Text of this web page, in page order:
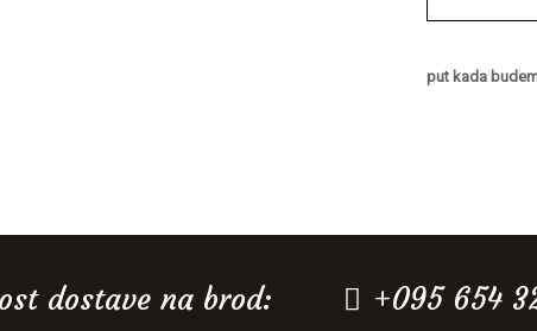
put kada
dostave na brod: +095 654